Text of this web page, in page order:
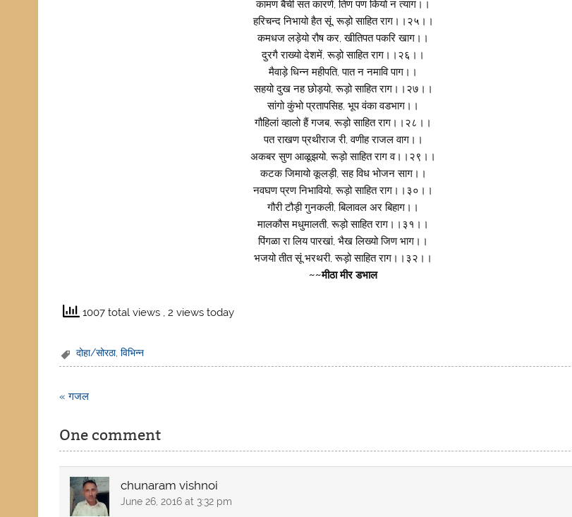
कामण बैची सत कारणें, तिण पण कियो न त्याग।।
हरिचन्द निभायो हैत सूं, रूड़ो साहित राग।।२५।।
कमधज लड़ेयो रौष कर, खीतिपत पकरि खाग।।
दुरगै राख्यो देशमें, रूड़ो साहित राग।।२६।।
मैवाड़े धिन्न महीपति, पात न नमावि पाग।।
सहयो दुख नह छोड़यो, रूड़ो साहित राग।।२७।।
सांगो कुंभो प्रतापसिह, भूप वंका वडभाग।।
गौहिलां व्हालो हैं गजब, रूड़ो साहित राग।।२८।।
पत राखण प्रथीराज री, वणीह राजल वाग।।
अकबर सुण आळूझयो, रूड़ो साहित राग व।।२९।।
कटक जिमायो कूलड़ी, सह विध भोजन साग।।
नवघण प्रण निभावियो, रूड़ो साहित राग।।३०।।
गौरी टौड़ी गुनकली, बिलावल अर बिहाग।।
मालकौस मधुमालती, रूड़ो साहित राग।।३१।।
पिंगळा रा लिय पारखां, भैख लिख्यो जिण भाग।।
भजयो तीत सूं भरथरी, रूड़ो साहित राग।।३२।।
~~मीठा मीर डभाल
1007 total views , 2 views today
दोहा/सोरठा,विभिन्न
Post
« गजल
One comment
chunaram vishnoi
June 26, 2016 at 3:32 pm